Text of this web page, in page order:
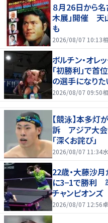
８月26日から
木展」開催 天
も
2026/08/07 10:13
ボルチン・オレ
「初勝利」で首
の選手になりた
2026/08/07 09:50
【競泳】本多
訴 アジア大
「深くお詫び」
2026/08/07 11:34
22歳・大藤沙
に3−1で勝利
チャンピオンズ
2026/08/07 12:56